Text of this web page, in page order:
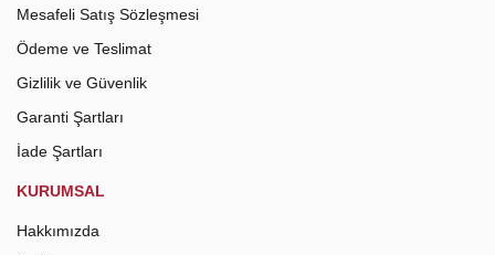
Mesafeli Satış Sözleşmesi
Ödeme ve Teslimat
Gizlilik ve Güvenlik
Garanti Şartları
İade Şartları
KURUMSAL
Hakkımızda